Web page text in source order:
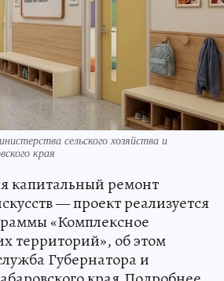
края
капитальный ремонт
— проект реализуется
«Комплексное
территорий», об этом